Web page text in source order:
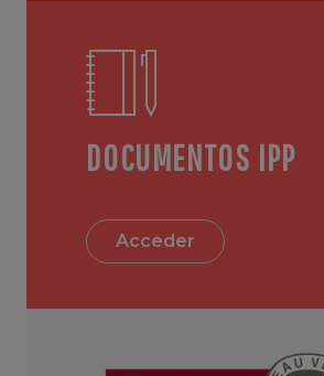
DOCUMENTOS IPP
Acceder